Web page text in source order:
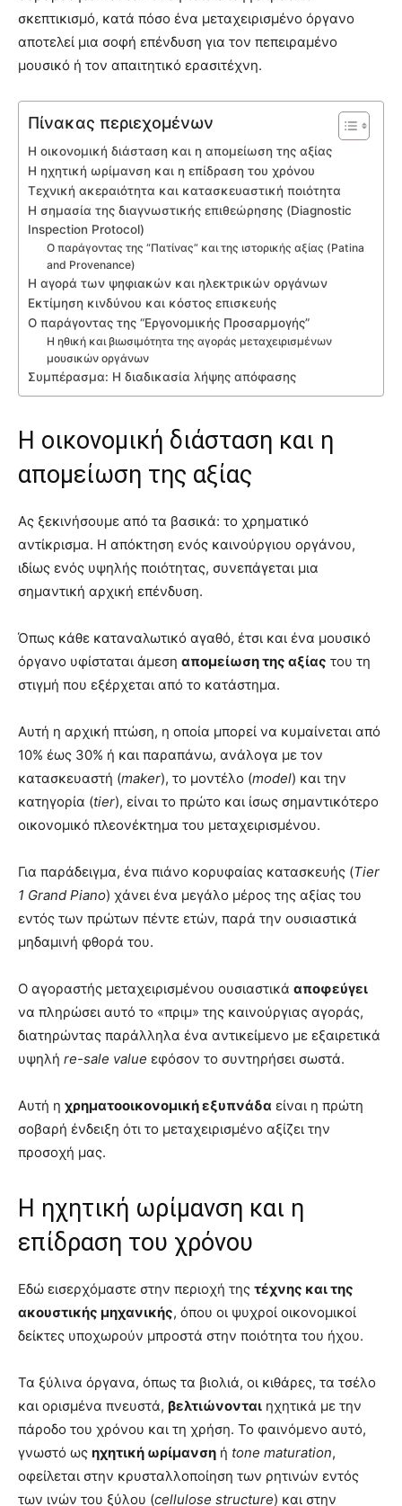
σκεπτικισμό, κατά πόσο ένα μεταχειρισμένο όργανο
αποτελεί μια σοφή επένδυση για τον πεπειραμένο
μουσικό ή τον απαιτητικό ερασιτέχνη.
Πίνακας περιεχομένων
Η οικονομική διάσταση και η απομείωση της αξίας
Η ηχητική ωρίμανση και η επίδραση του χρόνου
Τεχνική ακεραιότητα και κατασκευαστική ποιότητα
Η σημασία της διαγνωστικής επιθεώρησης (Diagnostic
Inspection Protocol)
Ο παράγοντας της “Πατίνας” και της ιστορικής αξίας (Patina
and Provenance)
Η αγορά των ψηφιακών και ηλεκτρικών οργάνων
Εκτίμηση κινδύνου και κόστος επισκευής
Ο παράγοντας της “Εργονομικής Προσαρμογής”
Η ηθική και βιωσιμότητα της αγοράς μεταχειρισμένων
μουσικών οργάνων
Συμπέρασμα: Η διαδικασία λήψης απόφασης
Η οικονομική διάσταση και η
απομείωση της αξίας
Ας ξεκινήσουμε από τα βασικά: το χρηματικό
αντίκρισμα. Η απόκτηση ενός καινούργιου οργάνου,
ιδίως ενός υψηλής ποιότητας, συνεπάγεται μια
σημαντική αρχική επένδυση.
Όπως κάθε καταναλωτικό αγαθό, έτσι και ένα μουσικό
όργανο υφίσταται άμεση απομείωση της αξίας του τη
στιγμή που εξέρχεται από το κατάστημα.
Αυτή η αρχική πτώση, η οποία μπορεί να κυμαίνεται από
10% έως 30% ή και παραπάνω, ανάλογα με τον
κατασκευαστή (maker), το μοντέλο (model) και την
κατηγορία (tier), είναι το πρώτο και ίσως σημαντικότερο
οικονομικό πλεονέκτημα του μεταχειρισμένου.
Για παράδειγμα, ένα πιάνο κορυφαίας κατασκευής (Tier
1 Grand Piano) χάνει ένα μεγάλο μέρος της αξίας του
εντός των πρώτων πέντε ετών, παρά την ουσιαστικά
μηδαμινή φθορά του.
Ο αγοραστής μεταχειρισμένου ουσιαστικά αποφεύγει
να πληρώσει αυτό το «πριμ» της καινούργιας αγοράς,
διατηρώντας παράλληλα ένα αντικείμενο με εξαιρετικά
υψηλή re-sale value εφόσον το συντηρήσει σωστά.
Αυτή η χρηματοοικονομική εξυπνάδα είναι η πρώτη
σοβαρή ένδειξη ότι το μεταχειρισμένο αξίζει την
προσοχή μας.
Η ηχητική ωρίμανση και η
επίδραση του χρόνου
Εδώ εισερχόμαστε στην περιοχή της τέχνης και της
ακουστικής μηχανικής, όπου οι ψυχροί οικονομικοί
δείκτες υποχωρούν μπροστά στην ποιότητα του ήχου.
Τα ξύλινα όργανα, όπως τα βιολιά, οι κιθάρες, τα τσέλο
και ορισμένα πνευστά, βελτιώνονται ηχητικά με την
πάροδο του χρόνου και τη χρήση. Το φαινόμενο αυτό,
γνωστό ως ηχητική ωρίμανση ή tone maturation,
οφείλεται στην κρυσταλλοποίηση των ρητινών εντός
των ινών του ξύλου (cellulose structure) και στην